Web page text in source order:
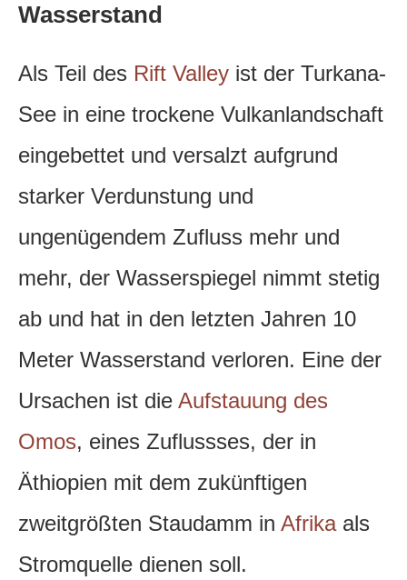
Wasserstand
Als Teil des Rift Valley ist der Turkana-
See in eine trockene Vulkanlandschaft
eingebettet und versalzt aufgrund
starker Verdunstung und
ungenügendem Zufluss mehr und
mehr, der Wasserspiegel nimmt stetig
ab und hat in den letzten Jahren 10
Meter Wasserstand verloren. Eine der
Ursachen ist die Aufstauung des
Omos, eines Zuflussses, der in
Äthiopien mit dem zukünftigen
zweitgrößten Staudamm in Afrikaals
Stromquelle dienen soll.